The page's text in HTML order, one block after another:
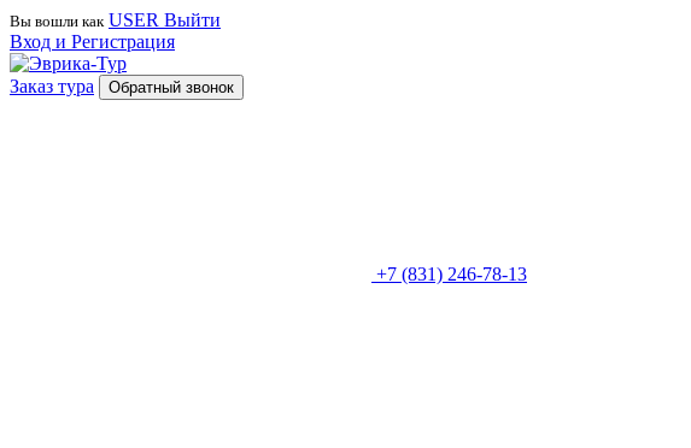
Вы вошли как USER Выйти
Вход и Регистрация
Заказ тура Обратный звонок
+7 (831) 246-78-13